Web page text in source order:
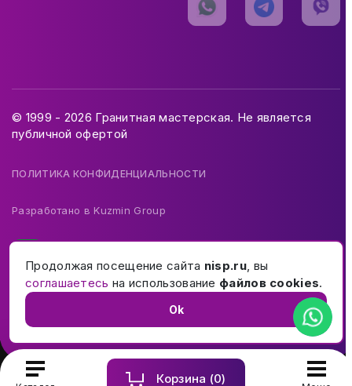
Корзина (0)
© 1999 - 2026 Гранитная мастерская. Не является
публичной офертой
ПОЛИТИКА КОНФИДЕНЦИАЛЬНОСТИ
Разработано вKuzmin Group
Продолжая посещение сайта nisp.ru, вы
соглашаетесь на использование файлов cookies.
Ok